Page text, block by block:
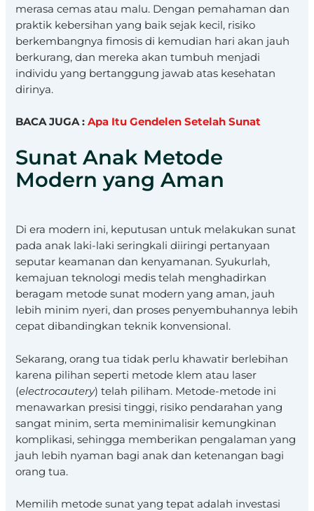
merasa cemas atau malu. Dengan pemahaman dan
praktik kebersihan yang baik sejak kecil, risiko
berkembangnya fimosis di kemudian hari akan jauh
berkurang, dan mereka akan tumbuh menjadi
individu yang bertanggung jawab atas kesehatan
dirinya.
BACA JUGA :Apa Itu Gendelen Setelah Sunat
Sunat Anak Metode
Modern yang Aman
Di era modern ini, keputusan untuk melakukan sunat
pada anak laki-laki seringkali diiringi pertanyaan
seputar keamanan dan kenyamanan. Syukurlah,
kemajuan teknologi medis telah menghadirkan
beragam metode sunat modern yang aman, jauh
lebih minim nyeri, dan proses penyembuhannya lebih
cepat dibandingkan teknik konvensional.
Sekarang, orang tua tidak perlu khawatir berlebihan
karena pilihan seperti metode klem atau laser
(electrocautery) telah piliham. Metode-metode ini
menawarkan presisi tinggi, risiko pendarahan yang
sangat minim, serta meminimalisir kemungkinan
komplikasi, sehingga memberikan pengalaman yang
jauh lebih nyaman bagi anak dan ketenangan bagi
orang tua.
Memilih metode sunat yang tepat adalah investasi